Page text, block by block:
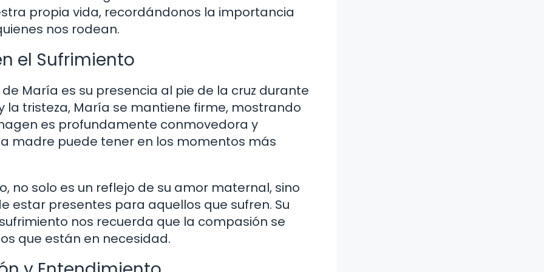
propia vida, recordándonos la importancia
nos rodean.
el Sufrimiento
María es su presencia al pie de la cruz durante
la tristeza, María se mantiene firme, mostrando
es profundamente conmovedora y
madre puede tener en los momentos más
no solo es un reflejo de su amor maternal, sino
presentes para aquellos que sufren. Su
nos recuerda que la compasión se
que están en necesidad.